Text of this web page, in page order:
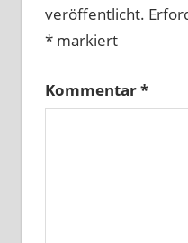
veröffentlicht.
*markiert
Kommentar*